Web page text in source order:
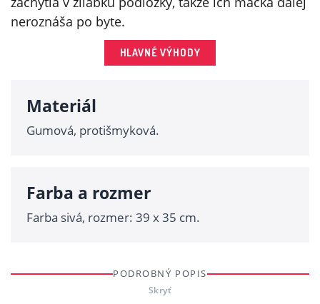
neroznáša po byte.
HLAVNÉ VÝHODY
Materiál
Gumová, protišmyková.
Farba a rozmer
Farba sivá, rozmer: 39 x 35 cm.
PODROBNÝ POPIS
Skryť